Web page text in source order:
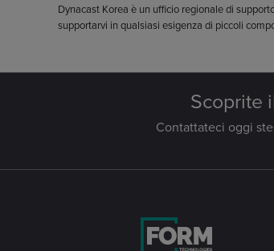
Dynacast Korea è un ufficio regionale di
supportarvi in qualsiasi esigenza di piccoli
Scoprite
Contattateci oggi